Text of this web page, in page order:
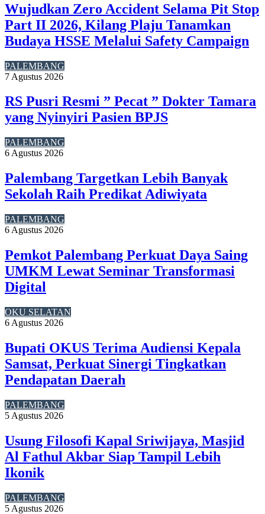
Wujudkan Zero Accident Selama Pit Stop
Part II 2026, Kilang Plaju Tanamkan
Budaya HSSE Melalui Safety Campaign
PALEMBANG
7 Agustus 2026
RS Pusri Resmi ” Pecat ” Dokter Tamara
yang Nyinyiri Pasien BPJS
PALEMBANG
6 Agustus 2026
Palembang Targetkan Lebih Banyak
Sekolah Raih Predikat Adiwiyata
PALEMBANG
6 Agustus 2026
Pemkot Palembang Perkuat Daya Saing
UMKM Lewat Seminar Transformasi
Digital
OKU SELATAN
6 Agustus 2026
Bupati OKUS Terima Audiensi Kepala
Samsat, Perkuat Sinergi Tingkatkan
Pendapatan Daerah
PALEMBANG
5 Agustus 2026
Usung Filosofi Kapal Sriwijaya, Masjid
Al Fathul Akbar Siap Tampil Lebih
Ikonik
PALEMBANG
5 Agustus 2026